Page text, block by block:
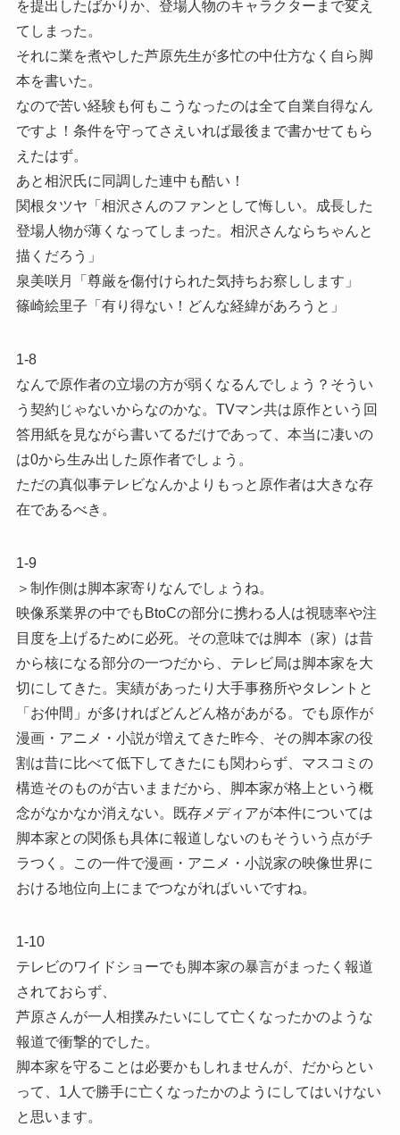
を提出したばかりか、登場人物のキャラクターまで変え
てしまった。
それに業を煮やした芦原先生が多忙の中仕方なく自ら脚
本を書いた。
なので苦い経験も何もこうなったのは全て自業自得なん
ですよ！条件を守ってさえいれば最後まで書かせてもら
えたはず。
あと相沢氏に同調した連中も酷い！
関根タツヤ「相沢さんのファンとして悔しい。成長した
登場人物が薄くなってしまった。相沢さんならちゃんと
描くだろう」
泉美咲月「尊厳を傷付けられた気持ちお察しします」
篠崎絵里子「有り得ない！どんな経緯があろうと」
1-8
なんで原作者の立場の方が弱くなるんでしょう？そうい
う契約じゃないからなのかな。TVマン共は原作という回
答用紙を見ながら書いてるだけであって、本当に凄いの
は0から生み出した原作者でしょう。
ただの真似事テレビなんかよりもっと原作者は大きな存
在であるべき。
1-9
＞制作側は脚本家寄りなんでしょうね。
映像系業界の中でもBtoCの部分に携わる人は視聴率や注
目度を上げるために必死。その意味では脚本（家）は昔
から核になる部分の一つだから、テレビ局は脚本家を大
切にしてきた。実績があったり大手事務所やタレントと
「お仲間」が多ければどんどん格があがる。でも原作が
漫画・アニメ・小説が増えてきた昨今、その脚本家の役
割は昔に比べて低下してきたにも関わらず、マスコミの
構造そのものが古いままだから、脚本家が格上という概
念がなかなか消えない。既存メディアが本件については
脚本家との関係も具体に報道しないのもそういう点がチ
ラつく。この一件で漫画・アニメ・小説家の映像世界に
おける地位向上にまでつながればいいですね。
1-10
テレビのワイドショーでも脚本家の暴言がまったく報道
されておらず、
芦原さんが一人相撲みたいにして亡くなったかのような
報道で衝撃的でした。
脚本家を守ることは必要かもしれませんが、だからとい
って、1人で勝手に亡くなったかのようにしてはいけない
と思います。